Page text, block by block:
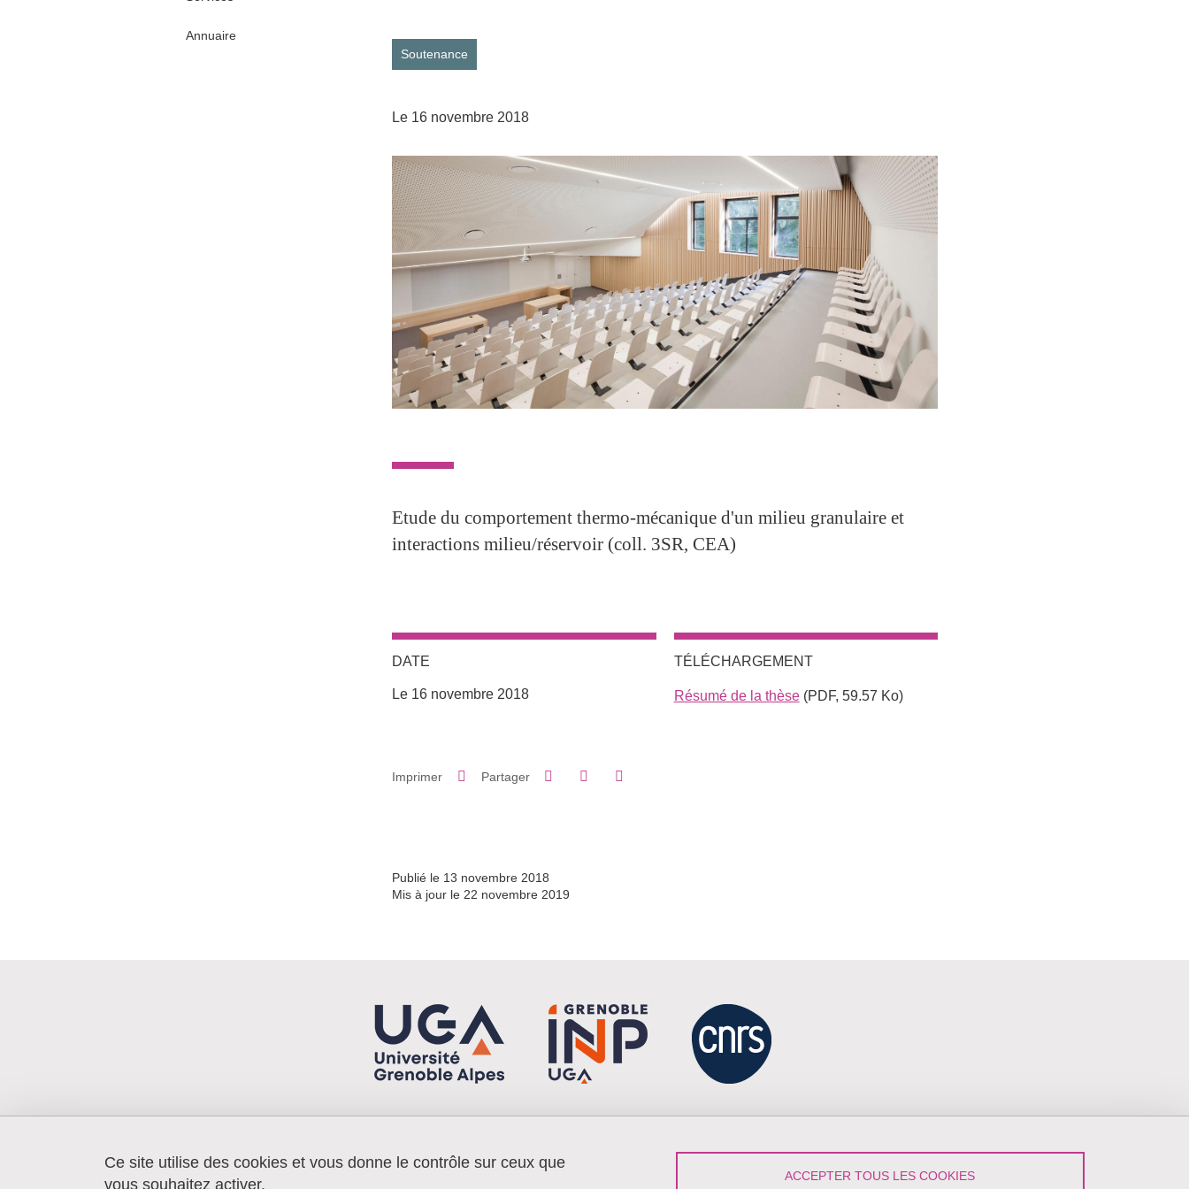
Annuaire
Soutenance
Le 16 novembre 2018
Etude du comportement thermo-mécanique d'un milieu granulaire et
interactions milieu/réservoir (coll. 3SR, CEA)
DATE
Le 16 novembre 2018
TÉLÉCHARGEMENT
Résumé de la thèse(PDF, 59.57 Ko)
Imprimer Partager Partager sur Facebook
Partager sur LinkedIn
Publié le 13 novembre 2018
Mis à jour le 22 novembre 2019
Laboratoire 3SR
Bâtiment Galilée
Menu footer
Contact
Ce site utilise des cookies et vous donne le contrôle sur ceux que
vous souhaitez activer.
ACCEPTER TOUS LES COOKIES